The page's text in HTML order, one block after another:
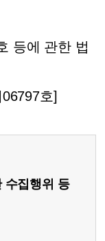
등에 관한 법
호]
수집행위 등